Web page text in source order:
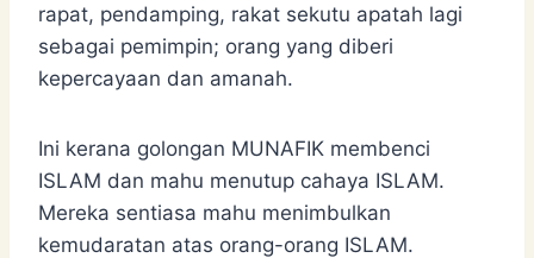
rapat, pendamping, rakat sekutu apatah lagi
sebagai pemimpin; orang yang diberi
kepercayaan dan amanah.
Ini kerana golongan MUNAFIK membenci
ISLAM dan mahu menutup cahaya ISLAM.
Mereka sentiasa mahu menimbulkan
kemudaratan atas orang-orang ISLAM.